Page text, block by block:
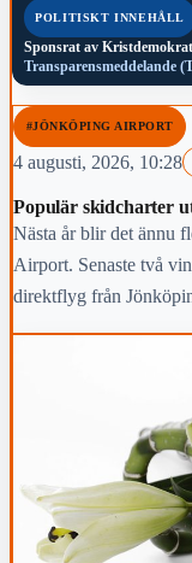
POLITISKT INNEHÅLL
Sponsrat av
Transparensmeddelande
#JÖNKÖPING AIRPORT
4 augusti, 2026, 10:28
Populär skidcharter
Nästa år blir det ännu
Airport. Senaste två
direktflyg från
Lion Alpin att man